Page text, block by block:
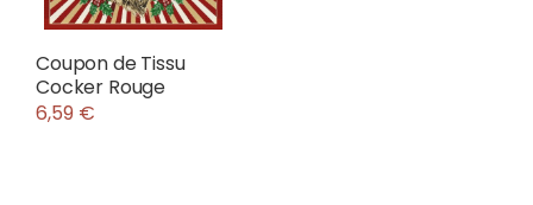
Coupon de Tissu
Cocker Rouge
6,59 €